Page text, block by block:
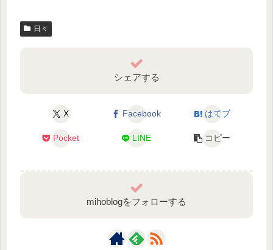
日々
シェアする
X Facebook はてブ
Pocket LINE コピー
mihoblogをフォローする